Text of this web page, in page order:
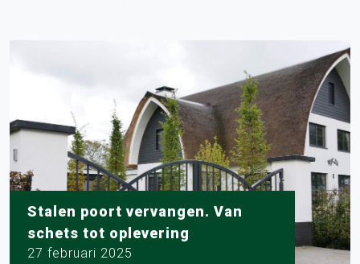
Stalen poort vervangen. Van
schets tot oplevering
27 februari 2025